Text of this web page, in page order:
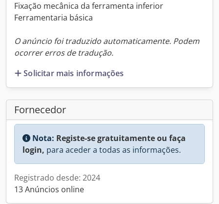
Fixação mecânica da ferramenta inferior
Ferramentaria básica
O anúncio foi traduzido automaticamente. Podem
ocorrer erros de tradução.
Solicitar mais informações
Fornecedor
Nota: Registe-se gratuitamente ou faça
login, para aceder a todas as informações.
Registrado desde: 2024
13 Anúncios online